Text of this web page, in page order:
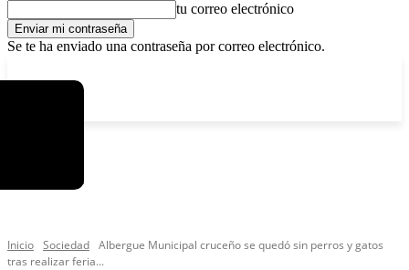
tu correo electrónico
Se te ha enviado una contraseña por correo electrónico.
Inicio Sociedad Albergue Municipal cruceño se quedó sin perros y gatos
tras realizar feria...